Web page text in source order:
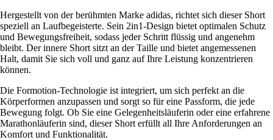
Hergestellt von der berühmten Marke adidas, richtet sich dieser Short
speziell an Laufbegeisterte. Sein 2in1-Design bietet optimalen Schutz
und Bewegungsfreiheit, sodass jeder Schritt flüssig und angenehm
bleibt. Der innere Short sitzt an der Taille und bietet angemessenen
Halt, damit Sie sich voll und ganz auf Ihre Leistung konzentrieren
können.
Die Formotion-Technologie ist integriert, um sich perfekt an die
Körperformen anzupassen und sorgt so für eine Passform, die jede
Bewegung folgt. Ob Sie eine Gelegenheitsläuferin oder eine erfahrene
Marathonläuferin sind, dieser Short erfüllt all Ihre Anforderungen an
Komfort und Funktionalität.